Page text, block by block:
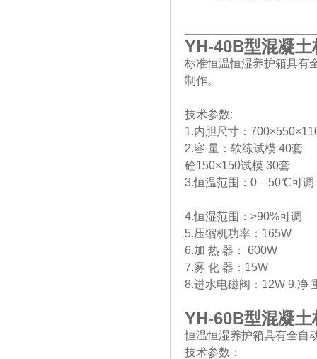
YH-40B型混凝土
标准恒温恒湿养护箱具有
制作。
技术参数:
1.内胆尺寸：
2.容 量：软练试模 40套
砼150×150试模 30套
3.恒温范围：0—50℃可
4.恒湿范围：≥90%可调
5.压缩机功率：165W
6.加 热 器： 600W
7.雾 化 器：15W
8.进水电磁阀：12W 9.净
YH-60B型混凝土
恒温恒湿养护箱具有全自
技术参数：